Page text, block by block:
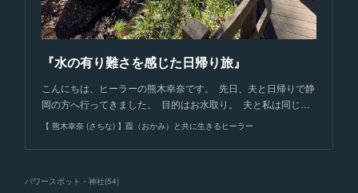
『水の有り難さを感じた日帰り旅』
こんにちは、ヒーラーの熊木幸奈です。 先日、夫と日帰りで静
岡の方へ行ってきました。 目的はお水取り。 夫と私は同じ…
【 熊木幸奈 (さちな) 】龗（おかみ）と共に生きるヒーラー
パワースポット・神社(54)